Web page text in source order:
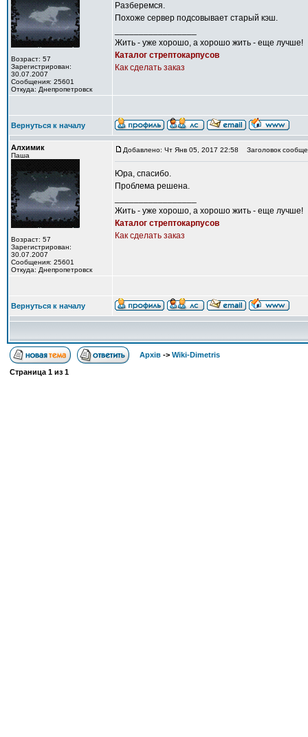
Возраст: 57
Зарегистрирован:
30.07.2007
Сообщения: 25601
Откуда: Днепропетровск
Разберемся.
Похоже сервер подсовывает старый кэш.
Жить - уже хорошо, а хорошо жить - еще лучше!
Каталог стрептокарпусов
Как сделать заказ
Вернуться к началу
Алхимик
Паша
Возраст: 57
Зарегистрирован:
30.07.2007
Сообщения: 25601
Откуда: Днепропетровск
Добавлено: Чт Янв 05, 2017 22:58 Заголовок
Юра, спасибо.
Проблема решена.
Жить - уже хорошо, а хорошо жить - еще лучше!
Каталог стрептокарпусов
Как сделать заказ
Вернуться к началу
Архів -> Wiki-Dimetris
Страница 1 из 1